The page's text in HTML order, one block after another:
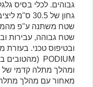
גחון של 30.5
שטח משתנה ע"פ
שטח גבוהה, עבירות